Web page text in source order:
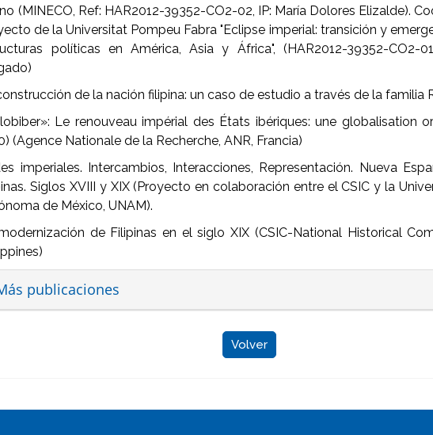
(MINECO, Ref: HAR2012-39352-CO2-02, IP: María Dolores Elizalde).
de la Universitat Pompeu Fabra "Eclipse imperial: transición y
políticas en América, Asia y África", (HAR2012-39352-CO2-
de la nación filipina: un caso de estudio a través de la familia
Le renouveau impérial des États ibériques: une globalisation
(Agence Nationale de la Recherche, ANR, Francia)
imperiales. Intercambios, Interacciones, Representación. Nueva
Siglos XVIII y XIX (Proyecto en colaboración entre el CSIC y la
de México, UNAM).
de Filipinas en el siglo XIX (CSIC-National Historical
publicaciones
Volver